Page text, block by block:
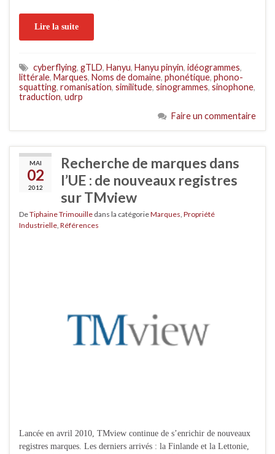
Lire la suite
cyberflying, gTLD, Hanyu, Hanyu pinyin, idéogrammes,
littérale, Marques, Noms de domaine, phonétique, phono-
squatting, romanisation, similitude, sinogrammes, sinophone,
traduction, udrp
Faire un commentaire
MAI
02
2012
Recherche de marques dans
l’UE : de nouveaux registres
sur TMview
DeTiphaine Trimouille dans la catégorieMarques, Propriété
Industrielle, Références
Lancée en avril 2010, TMview continue de s’enrichir de nouveaux
registres marques. Les derniers arrivés : la Finlande et la Lettonie,